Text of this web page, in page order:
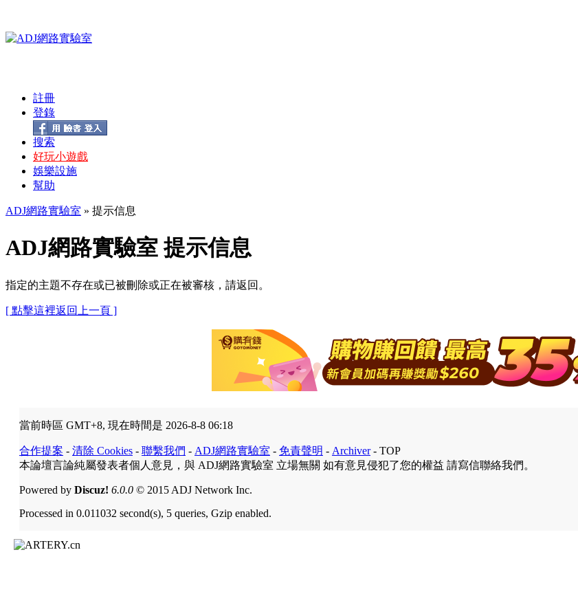
註冊
登錄
搜索
好玩小遊戲
娛樂設施
幫助
ADJ網路實驗室 » 提示信息
ADJ網路實驗室 提示信息
指定的主題不存在或已被刪除或正在被審核，請返回。
[ 點擊這裡返回上一頁 ]
當前時區 GMT+8, 現在時間是 2026-8-8 06:18
合作提案 - 清除 Cookies - 聯繫我們 - ADJ網路實驗室 - 免責聲明 - Archiver- TOP
本論壇言論純屬發表者個人意見，與 ADJ網路實驗室 立場無關 如有意見侵犯了您的權益 請寫信聯絡我們。
Powered by Discuz! 6.0.0 © 2015 ADJ Network Inc.
Processed in 0.011032 second(s), 5 queries, Gzip enabled.